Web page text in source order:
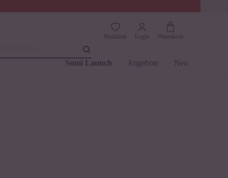
Merkliste Login Warenkorb
Sumi Launch Angebote Neu